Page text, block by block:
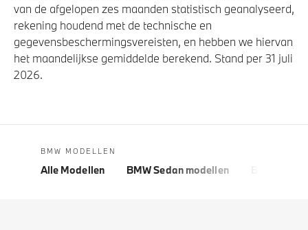
van de afgelopen zes maanden statistisch geanalyseerd,
rekening houdend met de technische en
gegevensbeschermingsvereisten, en hebben we hiervan
het maandelijkse gemiddelde berekend. Stand per 31 juli
2026.
BMW MODELLEN
Alle Modellen BMW Sedan modellen